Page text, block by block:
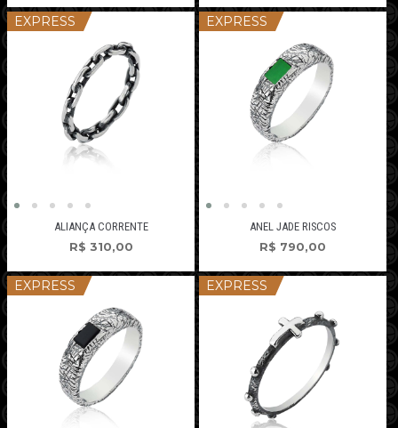
EXPRESS
ALIANÇA CORRENTE
R$ 310,00
EXPRESS
ANEL JADE RISCOS
R$ 790,00
EXPRESS EXPRESS